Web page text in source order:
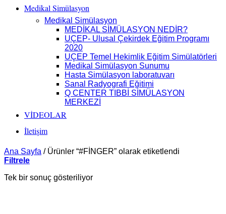
Medikal Simülasyon
Medikal Simülasyon
MEDİKAL SİMÜLASYON NEDİR?
UÇEP- Ulusal Çekirdek Eğitim Programı
2020
UÇEP Temel Hekimlik Eğitim Simülatörleri
Medikal Simülasyon Sunumu
Hasta Simülasyon laboratuvarı
Sanal Radyografi Eğitimi
Q CENTER TIBBİ SİMÜLASYON
MERKEZİ
VİDEOLAR
İletişim
Ana Sayfa /Ürünler “#FİNGER” olarak etiketlendi
Filtrele
Tek bir sonuç gösteriliyor